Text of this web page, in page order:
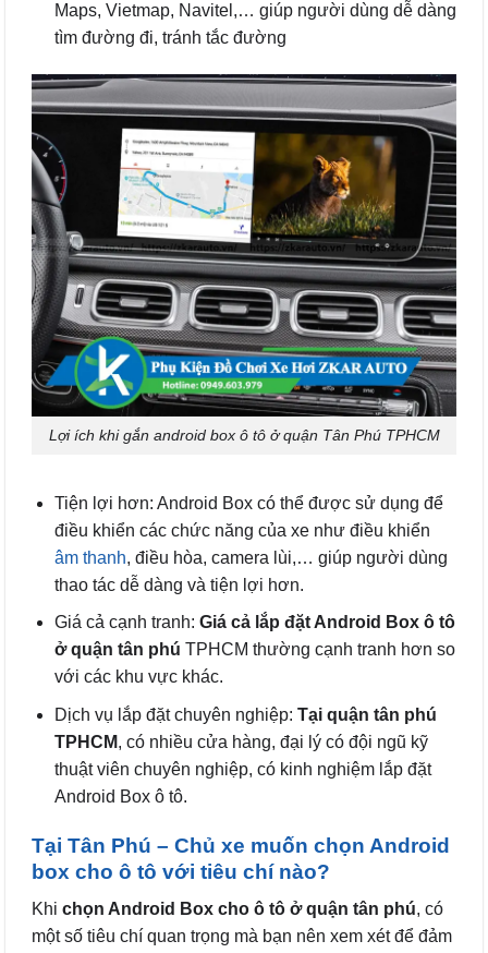
Maps, Vietmap, Navitel,… giúp người dùng dễ dàng
tìm đường đi, tránh tắc đường
Lợi ích khi gắn android box ô tô ở quận Tân Phú TPHCM
Tiện lợi hơn: Android Box có thể được sử dụng để
điều khiển các chức năng của xe như điều khiển
âm thanh, điều hòa, camera lùi,… giúp người dùng
thao tác dễ dàng và tiện lợi hơn.
Giá cả cạnh tranh: Giá cả lắp đặt Android Box ô tô
ở quận tân phú TPHCM thường cạnh tranh hơn so
với các khu vực khác.
Dịch vụ lắp đặt chuyên nghiệp: Tại quận tân phú
TPHCM, có nhiều cửa hàng, đại lý có đội ngũ kỹ
thuật viên chuyên nghiệp, có kinh nghiệm lắp đặt
Android Box ô tô.
Tại Tân Phú – Chủ xe muốn chọn Android
box cho ô tô với tiêu chí nào?
Khi chọn Android Box cho ô tô ở quận tân phú, có
một số tiêu chí quan trọng mà bạn nên xem xét để đảm